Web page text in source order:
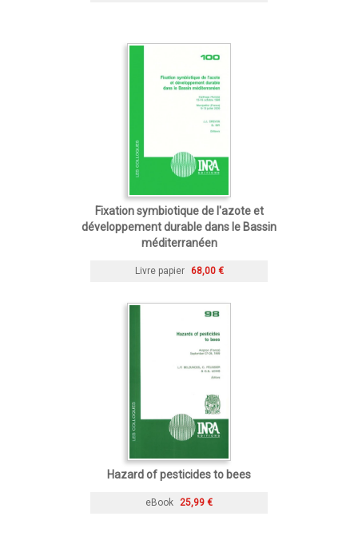
Fixation symbiotique de l'azote et
développement durable dans le Bassin
méditerranéen
Livre papier 68,00 €
Hazard of pesticides to bees
eBook 25,99 €